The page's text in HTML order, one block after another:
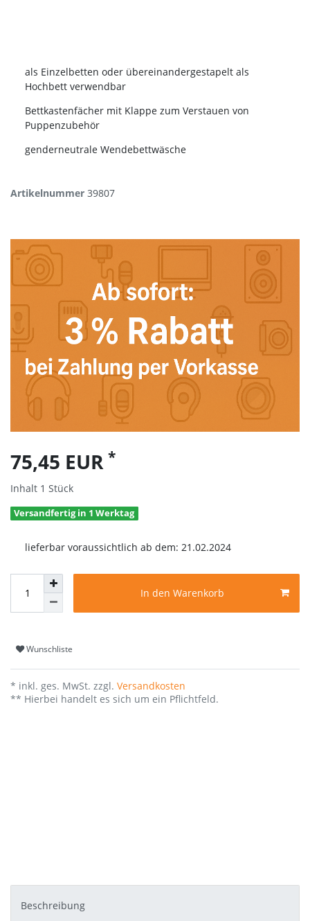
als Einzelbetten oder übereinandergestapelt als
Hochbett verwendbar
Bettkastenfächer mit Klappe zum Verstauen von
Puppenzubehör
genderneutrale Wendebettwäsche
Artikelnummer 39807
75,45 EUR *
Inhalt 1 Stück
Versandfertig in 1 Werktag
lieferbar voraussichtlich ab dem: 21.02.2024
In den Warenkorb
Wunschliste
* inkl. ges. MwSt. zzgl. Versandkosten
** Hierbei handelt es sich um ein Pflichtfeld.
Beschreibung